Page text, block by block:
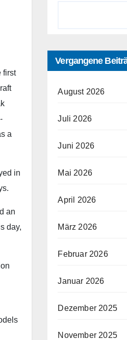
first
a
in
an
day,
Vergangene
August 2026
Juli 2026
Juni 2026
Mai 2026
April 2026
März 2026
Februar 2026
Januar 2026
Dezember 2025
November 2025